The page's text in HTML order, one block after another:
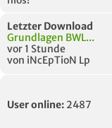
Letzter Download
Grundlagen BWL...
vor 1 Stunde
von iNcEpTioN Lp
User online: 2487